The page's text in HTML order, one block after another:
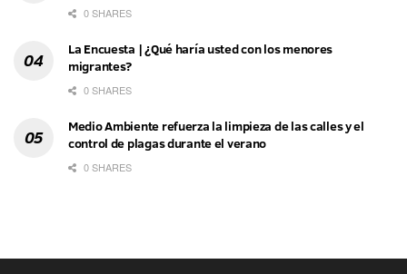
0 SHARES
La Encuesta | ¿Qué haría usted con los menores
migrantes?
0 SHARES
Medio Ambiente refuerza la limpieza de las calles y el
control de plagas durante el verano
0 SHARES